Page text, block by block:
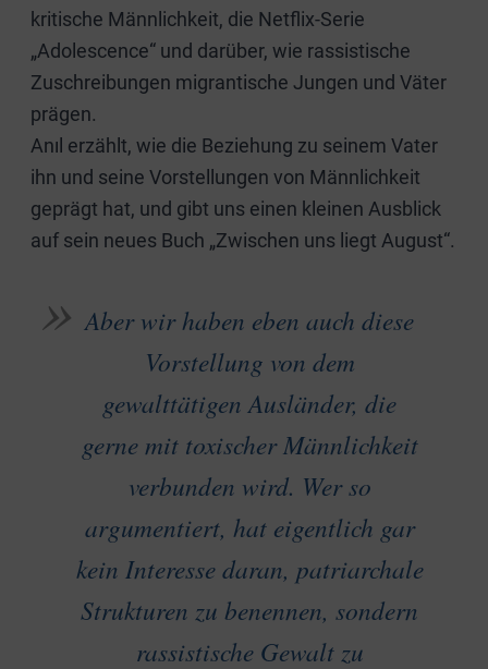
kritische Männlichkeit, die Netflix-Serie
„Adolescence“ und darüber, wie rassistische
Zuschreibungen migrantische Jungen und Väter
prägen.
Anıl erzählt, wie die Beziehung zu seinem Vater
ihn und seine Vorstellungen von Männlichkeit
geprägt hat, und gibt uns einen kleinen Ausblick
auf sein neues Buch „Zwischen uns liegt August“.
Aber wir haben eben auch diese
Vorstellung von dem
gewalttätigen Ausländer, die
gerne mit toxischer Männlichkeit
verbunden wird. Wer so
argumentiert, hat eigentlich gar
kein Interesse daran, patriarchale
Strukturen zu benennen, sondern
rassistische Gewalt zu